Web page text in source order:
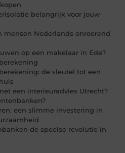
belangrijk voor jouw
mensen Nederlands onroerend
op een makelaar in Ede?
de sleutel tot een
een interieuradvies Utrecht?
een slimme investering in
de speelse revolutie in